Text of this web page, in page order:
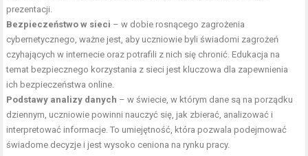
prezentacji.
Bezpieczeństwo w sieci – w dobie rosnącego zagrożenia
cybernetycznego, ważne jest, aby uczniowie byli świadomi zagrożeń
czyhających w internecie oraz potrafili z nich się chronić. Edukacja na
temat bezpiecznego korzystania z sieci jest kluczowa dla zapewnienia
ich bezpieczeństwa online.
Podstawy analizy danych – w świecie, w którym dane są na porządku
dziennym, uczniowie powinni nauczyć się, jak zbierać, analizować i
interpretować informacje. To umiejętność, która pozwala podejmować
świadome decyzje i jest wysoko ceniona na rynku pracy.